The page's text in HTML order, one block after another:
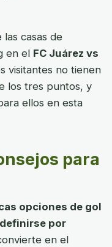
casas de
en el FC Juárez vs
visitantes no tienen
los tres puntos, y
ellos en esta
para
opciones de gol
por
en el